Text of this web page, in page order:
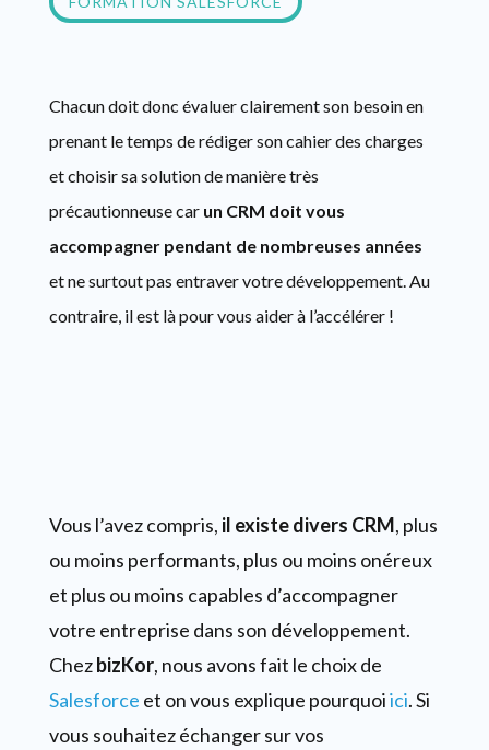
Chacun doit donc évaluer clairement son besoin en
prenant le temps de rédiger son cahier des charges
et choisir sa solution de manière très
précautionneuse car un CRM doit vous
accompagner pendant de nombreuses années
et ne surtout pas entraver votre développement. Au
contraire, il est là pour vous aider à l’accélérer !
Vous l’avez compris, il existe divers CRM, plus
ou moins performants, plus ou moins onéreux
et plus ou moins capables d’accompagner
votre entreprise dans son développement.
ChezbizKor, nous avons fait le choix de
Salesforce et on vous explique pourquoiici. Si
vous souhaitez échanger sur vos